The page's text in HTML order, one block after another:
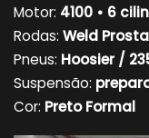
Motor: 4100 • 6
Rodas: Weld
Pneus: Hoosier /
Suspensão:
Cor: Preto Formal